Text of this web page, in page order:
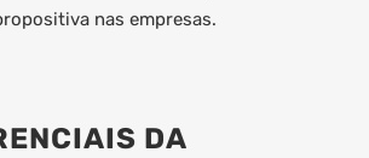
nas empresas.
DA